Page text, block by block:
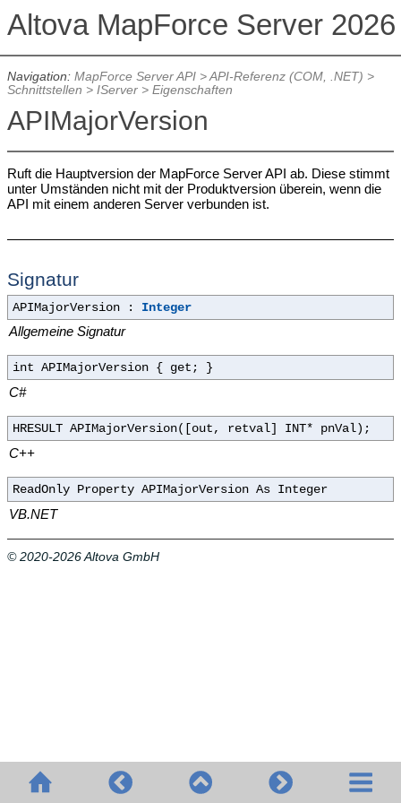
Altova MapForce Server
Navigation: MapForce Server API>API-Referenz (COM, .NET) >
Schnittstellen > IServer> Eigenschaften
APIMajorVersion
Ruft die Hauptversion der MapForce Server API ab. Diese stimmt
unter Umständen nicht mit der Produktversion überein, wenn die
API mit einem anderen Server verbunden ist.
Signatur
APIMajorVersion : Integer
Allgemeine Signatur
int APIMajorVersion { get; }
C#
HRESULT APIMajorVersion([out, retval] INT* pnVal);
C++
ReadOnly Property APIMajorVersion As Integer
VB.NET
© 2020-2026 Altova GmbH